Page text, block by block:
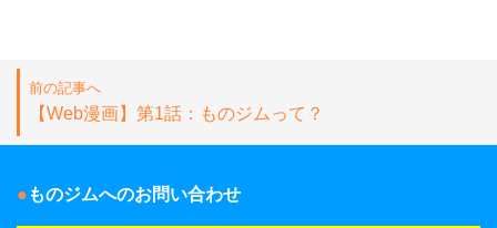
前の記事へ
【Web漫画】第1話：ものジムって？
ものジムへのお問い合わせ